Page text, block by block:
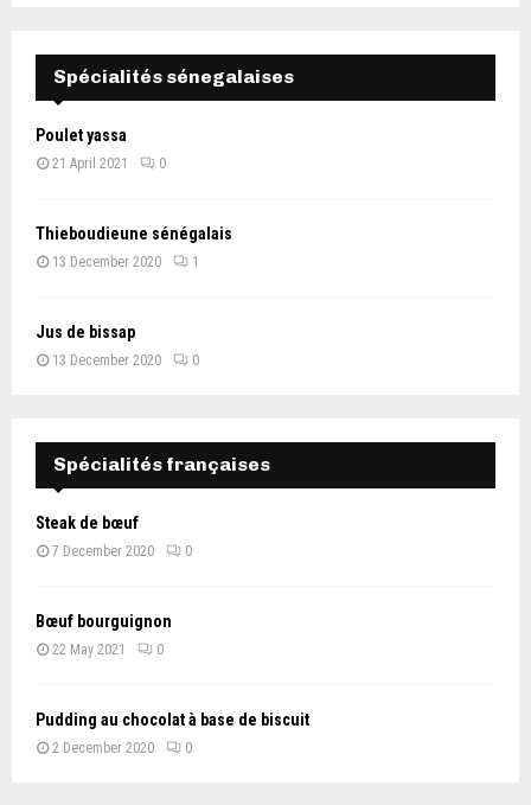
Spécialités sénegalaises
Poulet yassa
21 April 2021 0
Thieboudieune sénégalais
13 December 2020 1
Jus de bissap
13 December 2020 0
Spécialités françaises
Steak de bœuf
7 December 2020 0
Bœuf bourguignon
22 May 2021 0
Pudding au chocolat à base de biscuit
2 December 2020 0